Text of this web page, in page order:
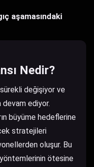
aşamasındaki
Nedir?
değişiyor ve
devam ediyor.
büyüme hedeflerine
stratejileri
oluşur. Bu
ötesine